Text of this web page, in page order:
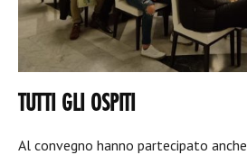
TUTTI GLI OSPITI
Al convegno hanno partecipato anche